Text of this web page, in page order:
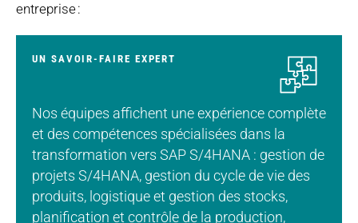
entreprise :
UN SAVOIR-FAIRE EXPERT
Nos équipes affichent une expérience complète
et des compétences spécialisées dans la
transformation vers SAP S/4HANA : gestion de
projets S/4HANA, gestion du cycle de vie des
produits, logistique et gestion des stocks,
planification et contrôle de la production,